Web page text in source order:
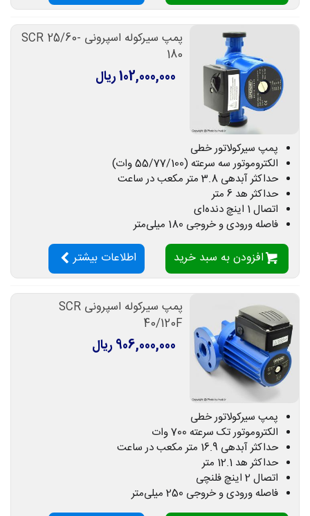
پمپ سیرکوله اسپرونی SCR 25/60-
180
102,000,000 ریال
پمپ سیرکولاتور خطی
الکتروموتور سه سرعته (55/77/100 وات)
حداکثر آبدهی 3.8 متر مکعب در ساعت
حداکثر هد 6 متر
اتصال 1 اینچ دنده‌ای
فاصله ورودی و خروجی 180 میلی‌متر
افزودن به سبد خرید اطلاعات بیشتر
پمپ سیرکوله اسپرونی SCR
40/120F
906,000,000 ریال
پمپ سیرکولاتور خطی
الکتروموتور تک سرعته 700 وات
حداکثر آبدهی 16.9 متر مکعب در ساعت
حداکثر هد 12.1 متر
اتصال 2 اینچ فلنچی
فاصله ورودی و خروجی 250 میلی‌متر